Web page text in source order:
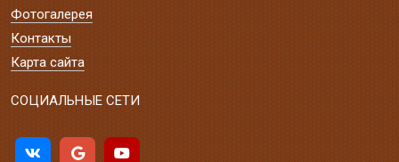
Фотогалерея
Контакты
Карта сайта
СОЦИАЛЬНЫЕ СЕТИ